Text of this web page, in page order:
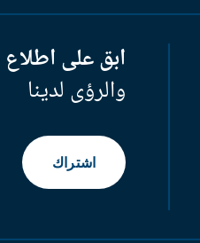
ابق على اطلاع
والرؤى لدينا
اشتراك